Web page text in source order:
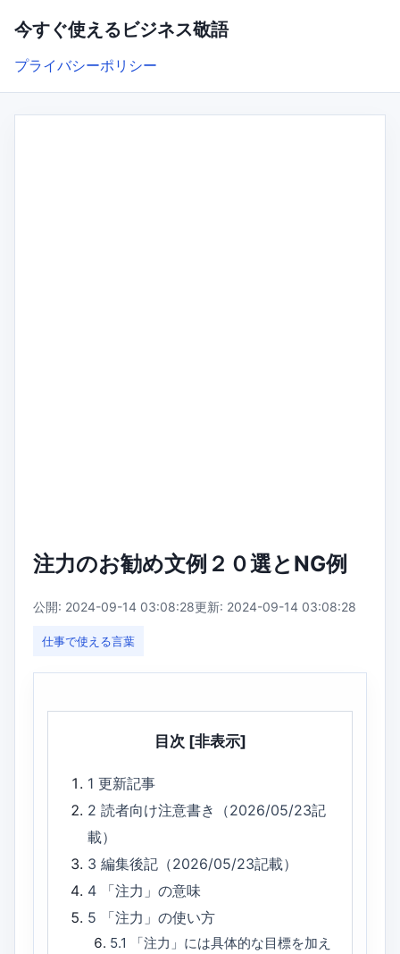
今すぐ使えるビジネス敬語
プライバシーポリシー
注力のお勧め文例２０選とNG例
公開: 2024-09-14 03:08:28更新: 2024-09-14 03:08:28
仕事で使える言葉
目次 [非表示]
1更新記事
2読者向け注意書き（2026/05/23記
載）
3編集後記（2026/05/23記載）
4
「注力」の意味
5
「注力」の使い方
5.1
「注力」には具体的な目標を加え